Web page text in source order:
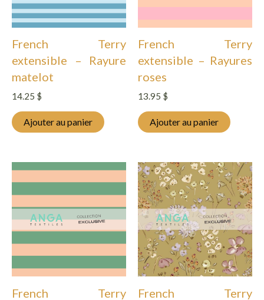
French Terry
extensible – Rayure
matelot
14.25 $
Ajouter au panier
French Terry
extensible – Rayures
roses
13.95 $
Ajouter au panier
French Terry
French Terry